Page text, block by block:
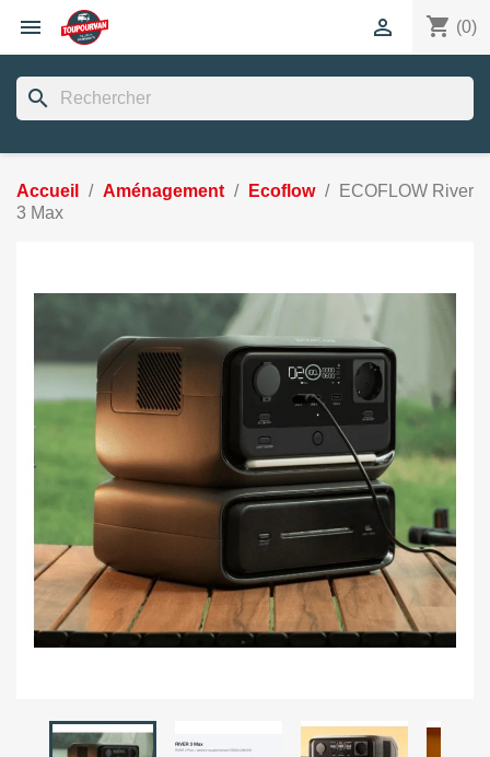
 shopping_cart (0)

search
Accueil Aménagement Ecoflow
ECOFLOW River
3 Max